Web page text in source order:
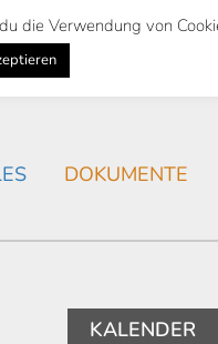
AKTUELLES
DOKUMENTE
KALENDER
die Verwendung von